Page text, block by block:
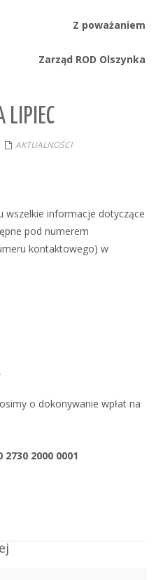
Z poważaniem
Zarząd ROD Olszynka
LIPIEC
AKTUALNOŚCI
wszelkie informacje dotyczące
pod numerem
kontaktowego) w
o dokonywanie wpłat na
2730 2000 0001